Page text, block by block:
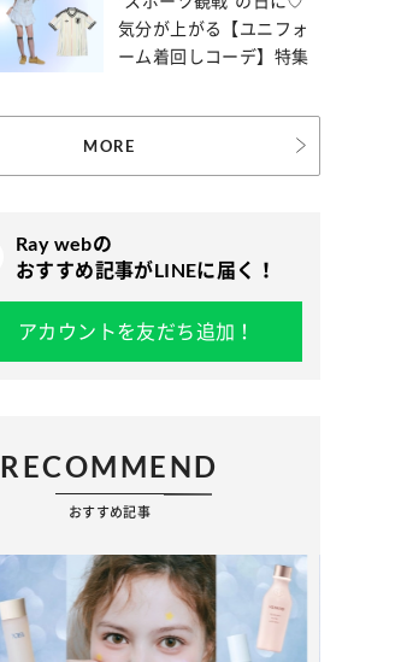
気分が上がる【ユニフォ
ーム着回しコーデ】特集
MORE
Ray webの
おすすめ記事がLINEに届く！
アカウントを友だち追加！
RECOMMEND
おすすめ記事